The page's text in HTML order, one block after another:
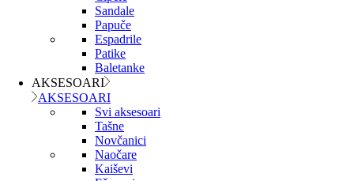
Sandale
Papuče
Espadrile
Patike
Baletanke
AKSESOARI
AKSESOARI
Svi aksesoari
Tašne
Novčanici
Naočare
Kaiševi